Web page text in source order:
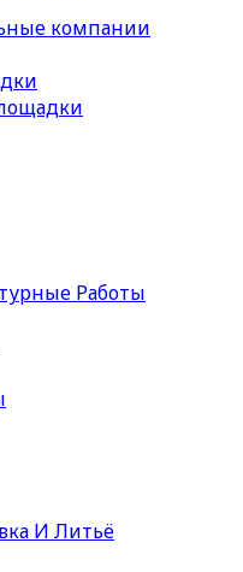
компании
Работы
И Литьё